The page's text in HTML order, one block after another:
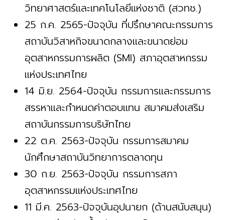
วิทยาศาสตร์และเทคโนโลยีแห่งชาติ (สวทช.)
25 ก.ค. 2565-ปัจจุบัน ที่ปรึกษาคณะกรรมการ
สถาบันวิสาหกิจขนาดกลางและขนาดย่อม
อุตสาหกรรมการผลิต (SMI) สภาอุตสาหกรรม
แห่งประเทศไทย
14 มิ.ย. 2564-ปัจจุบัน กรรมการและกรรมการ
สรรหาและกำหนดค่าตอบแทน สมาคมส่งเสริม
สถาบันกรรมการบริษัทไทย
22 ต.ค. 2563-ปัจจุบัน กรรมการสมาคม
นักศึกษาสถาบันวิทยาการตลาดทุน
30 ก.ย. 2563-ปัจจุบัน กรรมการสภา
อุตสาหกรรมแห่งประเทศไทย
11 มี.ค. 2563-ปัจจุบันอุปนายก (ด้านสนับสนุน)